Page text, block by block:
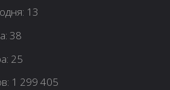
13
38
25
1 299 405